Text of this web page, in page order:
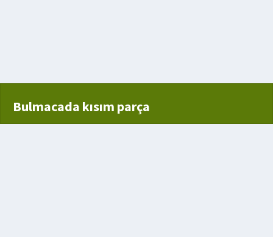
Bulmacada kısım parça